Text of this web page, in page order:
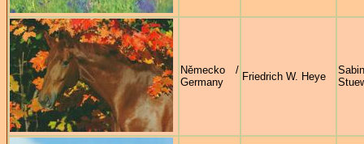
Německo /
Germany
Friedrich W. Heye